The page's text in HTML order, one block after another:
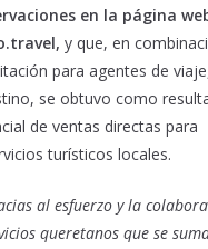
en la página
y que, en
para agentes de
se obtuvo como
de ventas directas para
turísticos locales.
al esfuerzo y la
queretanos que se